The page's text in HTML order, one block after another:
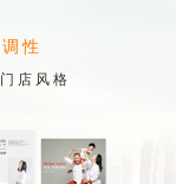
性
店风格